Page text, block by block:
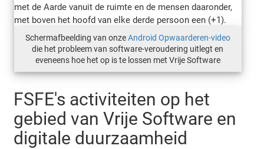
Schermafbeelding van onzeAndroid Opwaarderen-video
die het probleem van software-veroudering uitlegt en
eveneens hoe het op is te lossen met Vrije Software
FSFE's activiteiten op het
gebied van Vrije Software en
digitale duurzaamheid